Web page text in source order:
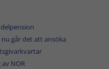
går det att ansöka
NOR